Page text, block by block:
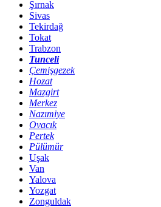
Şırnak
Sivas
Tekirdağ
Tokat
Trabzon
Tunceli
Çemişgezek
Hozat
Mazgirt
Merkez
Nazımiye
Ovacık
Pertek
Pülümür
Uşak
Van
Yalova
Yozgat
Zonguldak